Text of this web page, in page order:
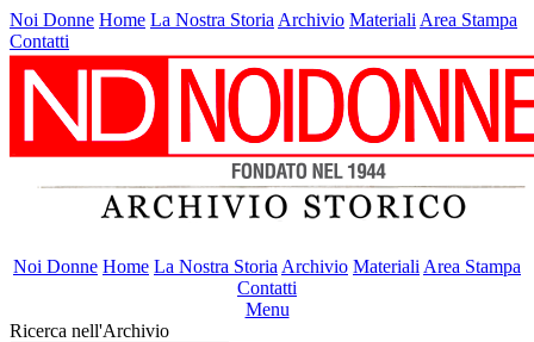
Noi Donne Home La Nostra Storia Archivio Materiali Area Stampa
Contatti
Noi Donne Home La Nostra Storia Archivio Materiali Area Stampa
Contatti
Menu
Ricerca nell'Archivio